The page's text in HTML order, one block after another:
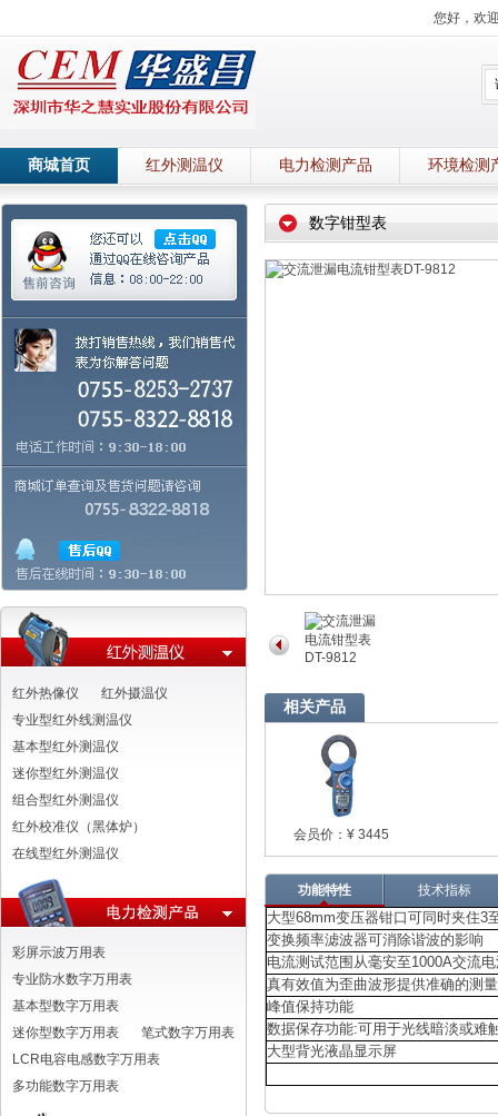
您好，欢
商城首页 红外测温仪 电力检测产品 环境检测
红外热像仪
红外摄温仪
专业型红外线测温仪
基本型红外测温仪
迷你型红外测温仪
组合型红外测温仪
红外校准仪（黑体炉）
在线型红外测温仪
彩屏示波万用表
专业防水数字万用表
基本型数字万用表
迷你型数字万用表
笔式数字万用表
LCR电容电感数字万用表
多功能数字万用表
数字钳型表
相关产品
会员价：¥ 3445
功能特性 技术指标
大型68mm变压器钳口可同时夹住3
变换频率滤波器可消除谐波的影响
电流测试范围从毫安至1000A交流
真有效值为歪曲波形提供准确的测
峰值保持功能
数据保存功能:可用于光线暗淡或难
大型背光液晶显示屏